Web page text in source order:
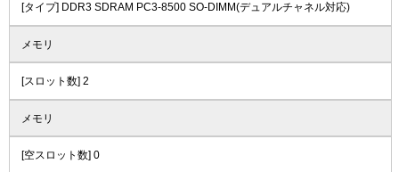
[タイプ] DDR3 SDRAM PC3-8500 SO-DIMM(デュアルチャネル対応)
メモリ
[スロット数] 2
メモリ
[空スロット数] 0